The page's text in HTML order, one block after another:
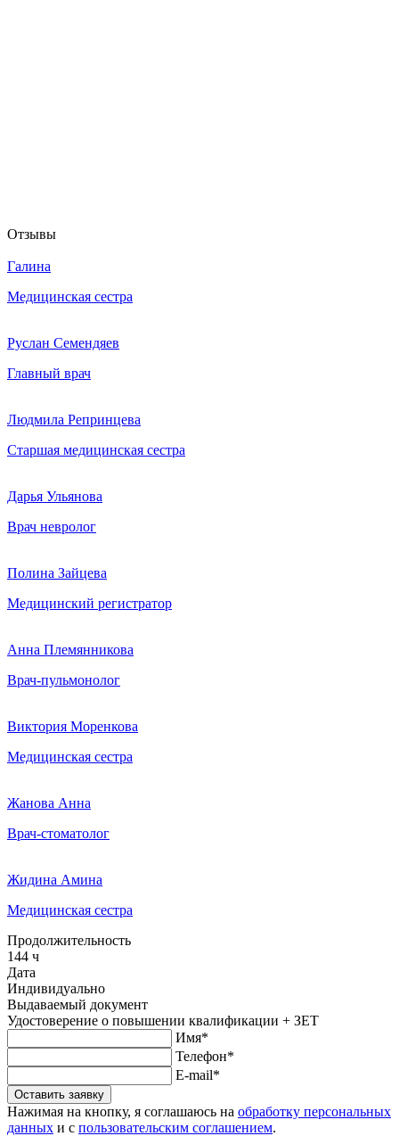
Отзывы
Галина
Медицинская сестра
Руслан Семендяев
Главный врач
Людмила Репринцева
Старшая медицинская сестра
Дарья Ульянова
Врач невролог
Полина Зайцева
Медицинский регистратор
Анна Племянникова
Врач-пульмонолог
Виктория Моренкова
Медицинская сестра
Жанова Анна
Врач-стоматолог
Жидина Амина
Медицинская сестра
Продолжительность
144 ч
Дата
Индивидуально
Выдаваемый документ
Удостоверение о повышении квалификации + ЗЕТ
Имя*
Телефон*
E-mail*
Оставить заявку
Нажимая на кнопку, я соглашаюсь на обработку персональных
данных и с пользовательским соглашением.